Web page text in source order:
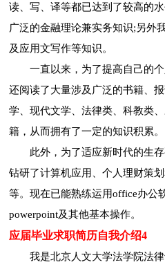
读、写、译等都已达到了较高的
广泛的金融理论兼实务知识;另外
及应用文写作等知识。
一直以来，为了提高自己的
还阅读了大量涉及广泛的书籍、
学、现代文学、法律类、科教类
籍，从而拥有了一定的知识积累。
此外，为了适应新时代的生
钻研了计算机应用、个人理财策
等。现在已能熟练运用office办公
powerpoint及其他基本操作。
应届毕业求职简历自我介绍4
我是北京人文大学法学院法